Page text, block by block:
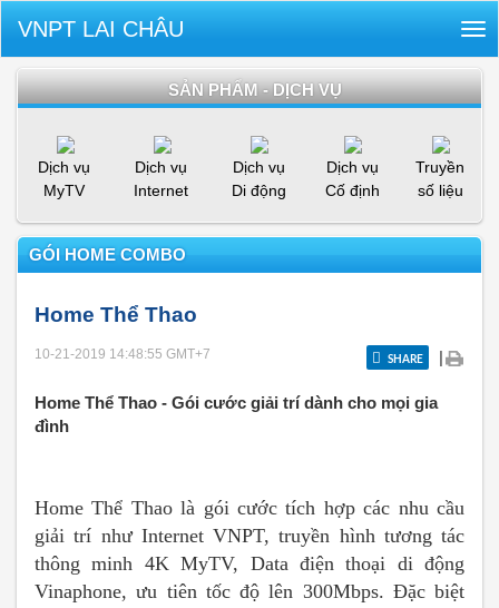
VNPT LAI CHÂU
SẢN PHẨM - DỊCH VỤ
Dịch vụ
MyTV
Dịch vụ
Internet
Dịch vụ
Di động
Dịch vụ
Cố định
Truyền
số liệu
GÓI HOME COMBO
Home Thể Thao
10-21-2019 14:48:55 GMT+7 SHARE |
Home Thể Thao - Gói cước giải trí dành cho mọi gia
đình
Home Thể Thao là gói cước tích hợp các nhu cầu
giải trí như Internet VNPT, truyền hình tương tác
thông minh 4K MyTV, Data điện thoại di động
Vinaphone, ưu tiên tốc độ lên 300Mbps. Đặc biệt